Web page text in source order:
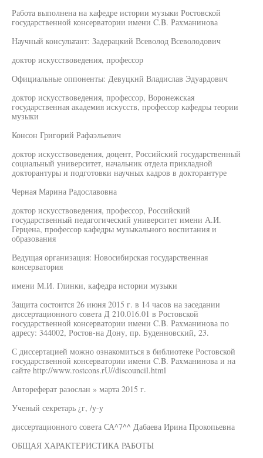
Работа выполнена на кафедре истории музыки Ростовской
государственной консерватории имени C.B. Рахманинова
Научный консультант: Задерацкий Всеволод Всеволодович
доктор искусствоведения, профессор
Официальные оппоненты: Девуцкнй Владислав Эдуардович
доктор искусствоведения, профессор, Воронежская
государственная академия искусств, профессор кафедры теории
музыки
Консон Григорий Рафаэльевич
доктор искусствоведения, доцент, Российский государственный
социальный университет, начальник отдела прикладной
докторантуры и подготовки научных кадров в докторантуре
Черная Марина Радославовна
доктор искусствоведения, профессор, Российский
государственный педагогический университет имени А.И.
Герцена, профессор кафедры музыкального воспитания и
образования
Ведущая организация: Новосибирская государственная
консерватория
имени М.И. Глинки, кафедра истории музыки
Защита состоится 26 июня 2015 г. в 14 часов на заседании
диссертационного совета Д 210.016.01 в Ростовской
государственной консерватории имени C.B. Рахманинова по
адресу: 344002, Ростов-на Дону, пр. Буденновский, 23.
С диссертацией можно ознакомиться в библиотеке Ростовской
государственной консерватории имени C.B. Рахманинова и на
сайте http://www.rostcons.rU//discouncil.html
Автореферат разослан » марта 2015 г.
Ученый секретарь ¿г, /у-у
диссертационного совета СА^7^^ Дабаева Ирина Прокопьевна
ОБЩАЯ ХАРАКТЕРИСТИКА РАБОТЫ